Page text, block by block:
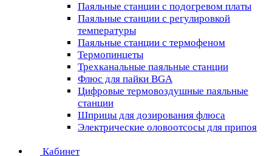
Паяльные станции с подогревом платы
Паяльные станции с регулировкой
температуры
Паяльные станции с термофеном
Термопинцеты
Трехканальные паяльные станции
Флюс для пайки BGA
Цифровые термовоздушные паяльные
станции
Шприцы для дозирования флюса
Электрические оловоотсосы для припоя
Кабинет